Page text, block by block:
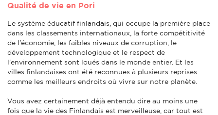
Qualité de vie en Pori
Le système éducatif finlandais, qui occupe la première place
dans les classements internationaux, la forte compétitivité
de l'économie, les faibles niveaux de corruption, le
développement technologique et le respect de
l'environnement sont loués dans le monde entier. Et les
villes finlandaises ont été reconnues à plusieurs reprises
comme les meilleurs endroits où vivre sur notre planète.
Vous avez certainement déjà entendu dire au moins une
fois que la vie des Finlandais est merveilleuse, car tout est